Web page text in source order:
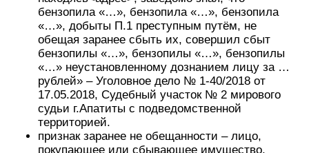
бензопила «…», бензопила «…», бензопила
«…», добыты П.1 преступным путём, не
обещая заранее сбыть их, совершил сбыт
бензопилы «…», бензопилы «…», бензопилы
«…» неустановленному дознанием лицу за …
рублей» – Уголовное дело № 1-40/2018 от
17.05.2018, Судебный участок № 2 мирового
судьи г.Апатиты с подведомственной
территорией.
признак заранее не обещанности – лицо,
покупающее или сбывающее имущество,